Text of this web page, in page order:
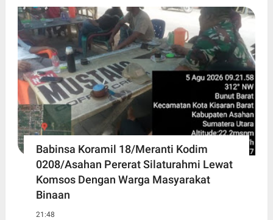
Babinsa Koramil 18/Meranti Kodim
0208/Asahan Pererat Silaturahmi Lewat
Komsos Dengan Warga Masyarakat
Binaan
21:48